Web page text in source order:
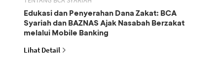
Edukasi dan Penyerahan Dana Zakat: BCA
Syariah dan BAZNAS Ajak Nasabah Berzakat
melalui Mobile Banking
Lihat Detail